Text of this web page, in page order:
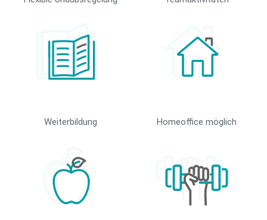
Weiterbildung Homeoffice möglich